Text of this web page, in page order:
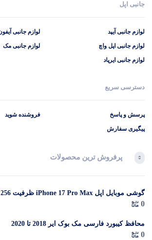
جانبی اپل
لوازم جانبی آیپد
لوازم جانبی اپل واچ
لوازم جانبی ایرپاد
لوازم جانبی
لوازم جانبی مک
دسترسی سریع
پرسش و پاسخ
پیگیری سفارش
فروشنده شوید
پرفروش ترین محصولات
گیگابایت (ZAA) – Not Active رجیستر شده
0
محافظ کیبورد فارسی مک بوک ایر 2018 تا 2020
0
پاسخگوی سوالات شما هستیم